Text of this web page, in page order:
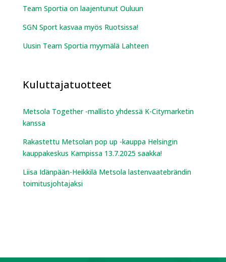
Team Sportia on laajentunut Ouluun
SGN Sport kasvaa myös Ruotsissa!
Uusin Team Sportia myymälä Lahteen
Kuluttajatuotteet
Metsola Together -mallisto yhdessä K-Citymarketin
kanssa
Rakastettu Metsolan pop up -kauppa Helsingin
kauppakeskus Kampissa 13.7.2025 saakka!
Liisa Idänpään-Heikkilä Metsola lastenvaatebrändin
toimitusjohtajaksi